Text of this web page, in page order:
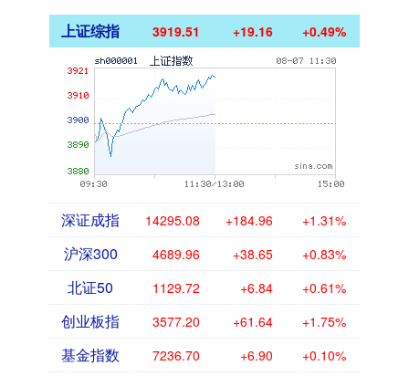
上证综指 3919.51 +19.16 +0.49%
深证成指 14295.08 +184.96 +1.31%
沪深300 4689.96 +38.65 +0.83%
北证50 1129.72 +6.84 +0.61%
创业板指 3577.20 +61.64 +1.75%
基金指数 7236.70 +6.90 +0.10%